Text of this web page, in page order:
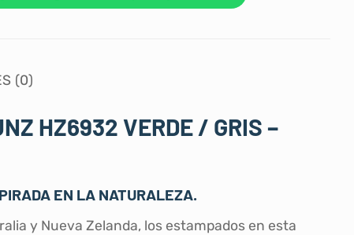
(0)
HZ6932 VERDE / GRIS –
EN LA NATURALEZA.
y Nueva Zelanda, los estampados en esta